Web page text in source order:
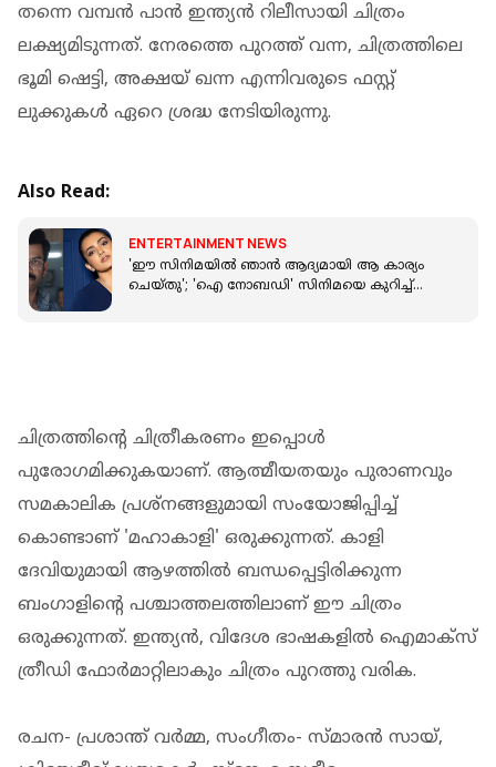
തന്നെ വമ്പന്‍ പാന്‍ ഇന്ത്യന്‍ റിലീസായി ചിത്രം
ലക്ഷ്യമിടുന്നത്. നേരത്തെ പുറത്ത് വന്ന, ചിത്രത്തിലെ
ഭൂമി ഷെട്ടി, അക്ഷയ് ഖന്ന എന്നിവരുടെ ഫസ്റ്റ്
ലുക്കുകള്‍ ഏറെ ശ്രദ്ധ നേടിയിരുന്നു.
Also Read:
ENTERTAINMENT NEWS
'ഈ സിനിമയില്‍ ഞാന്‍ ആദ്യമായി ആ കാര്യം
ചെയ്തു'; 'ഐ നോബഡി' സിനിമയെ കുറിച്ച്
ചിത്രത്തിന്റെ ചിത്രീകരണം ഇപ്പൊള്‍
പുരോഗമിക്കുകയാണ്. ആത്മീയതയും പുരാണവും
സമകാലിക പ്രശ്‌നങ്ങളുമായി സംയോജിപ്പിച്ച്
കൊണ്ടാണ് 'മഹാകാളി' ഒരുക്കുന്നത്. കാളി
ദേവിയുമായി ആഴത്തില്‍ ബന്ധപ്പെട്ടിരിക്കുന്ന
ബംഗാളിന്റെ പശ്ചാത്തലത്തിലാണ് ഈ ചിത്രം
ഒരുക്കുന്നത്. ഇന്ത്യന്‍, വിദേശ ഭാഷകളില്‍ ഐമാക്‌സ്
ത്രീഡി ഫോര്‍മാറ്റിലാകും ചിത്രം പുറത്തു വരിക.
രചന- പ്രശാന്ത് വര്‍മ്മ, സംഗീതം- സ്മാരന്‍ സായ്,